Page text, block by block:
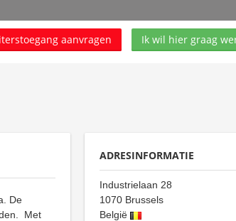
aanvragen Ik wil hier graag
De
Met
ADRESINFORMATIE
Industrielaan 28
1070 Brussels
België